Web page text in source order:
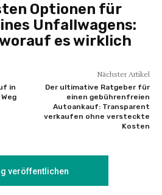
Optionen für
Unfallwagens:
es wirklich
in
Nächster Artikel
Der ultimative Ratgeber für
einen gebührenfreien
Autoankauf: Transparent
verkaufen ohne versteckte
Kosten
veröffentlichen